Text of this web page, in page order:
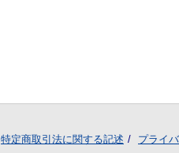
特定商取引法に関する記述 プライ